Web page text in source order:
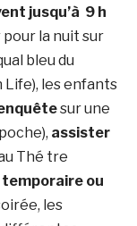
jusqu’à 9 h
la nuit sur
bleu du
Life), les enfants
sur une
assister
Thé tre
ou
les